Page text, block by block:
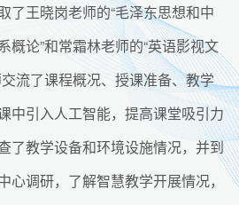
了王晓岗老师的“毛泽东思想和中
概论”和常霜林老师的“英语影视文
流了课程概况、授课准备、教学
中引入人工智能，提高课堂吸引力
了教学设备和环境设施情况，并到
心调研，了解智慧教学开展情况，